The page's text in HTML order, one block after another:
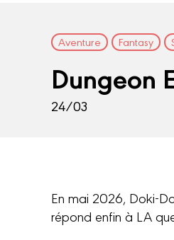
Aventure Fantasy
Dungeon
24/03
En mai 2026, Doki-
répond enfin à LA